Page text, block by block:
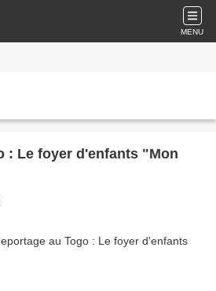
MENU
: Le foyer d'enfants "Mon